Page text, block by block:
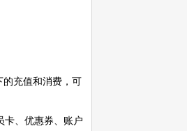
的充值和消费，可
卡、优惠券、账户